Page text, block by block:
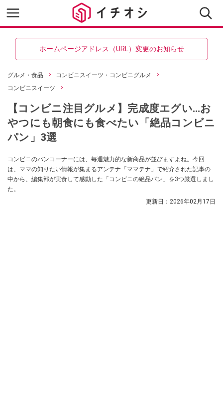
ホームページアドレス（URL）変更のお知らせ
グルメ・食品
コンビニスイーツ・コンビニグルメ
コンビニスイーツ
【コンビニ注目グルメ】完成度エグい…お
やつにも朝食にも食べたい「絶品コンビニ
パン」3選
コンビニのパンコーナーには、毎週魅力的な新商品が並びますよね。今回
は、ママの知りたい情報が集まるアンテナ「ママテナ」で紹介された記事の
中から、編集部が実食して感動した「コンビニの絶品パン」を3つ厳選しまし
た。
更新日： 2026年02月17日